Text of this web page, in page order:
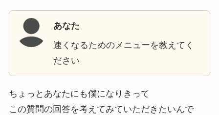
あなた
速くなるためのメニューを教えてく
ださい
ちょっとあなたにも僕になりきって
この質問の回答を考えてみていただきたいんで